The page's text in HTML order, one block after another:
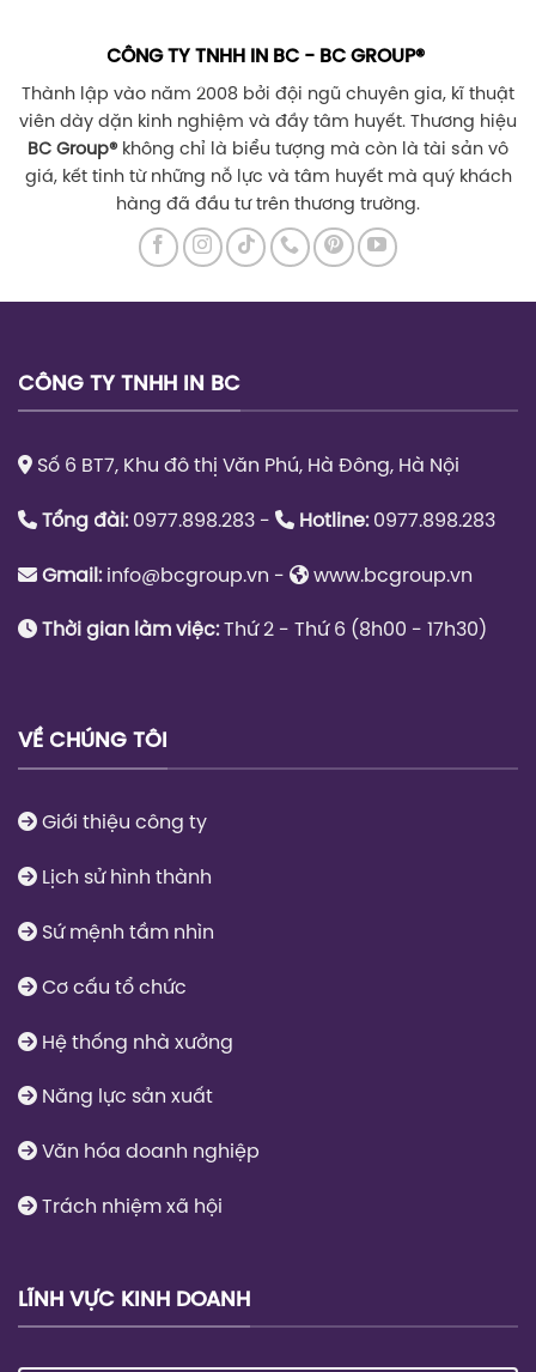
CÔNG TY TNHH IN BC - BC GROUP®
Thành lập vào năm 2008 bởi đội ngũ chuyên gia, kĩ thuật
viên dày dặn kinh nghiệm và đầy tâm huyết. Thương hiệu
BC Group® không chỉ là biểu tượng mà còn là tài sản vô
giá, kết tinh từ những nỗ lực và tâm huyết mà quý khách
hàng đã đầu tư trên thương trường.
CÔNG TY TNHH IN BC
Số 6 BT7, Khu đô thị Văn Phú, Hà Đông, Hà Nội
Tổng đài:0977.898.283 - Hotline:0977.898.283
Gmail: info@bcgroup.vn - www.bcgroup.vn
Thời gian làm việc:Thứ 2 - Thứ 6 (8h00 - 17h30)
VỀ CHÚNG TÔI
Giới thiệu công ty
Lịch sử hình thành
Sứ mệnh tầm nhìn
Cơ cấu tổ chức
Hệ thống nhà xưởng
Năng lực sản xuất
Văn hóa doanh nghiệp
Trách nhiệm xã hội
LĨNH VỰC KINH DOANH